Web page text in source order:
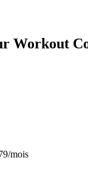
Workout
mois